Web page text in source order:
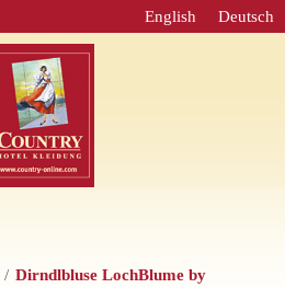
Deutsch
English
Dirndlbluse LochBlume by